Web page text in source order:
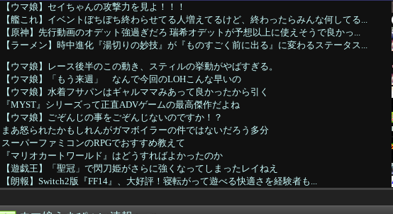
【ウマ娘】セイちゃんの攻撃力を見よ！！！
【艦これ】イベントぼちぼち終わらせてる人増えてるけど、終わったらみんな何してる...
【原神】先行動画のオデット強過ぎだろ 瑞希オデットが予想以上に使えそうで良かっ...
【ラーメン】時中進化『湯切りの妙技』が『ものすごく前に出る』に変わるステータス...
【ウマ娘】レース後半のこの動き、スティルの挙動がやばすぎる。
【ウマ娘】「もう来週」 なんで今回のLOHこんな早いの
【ウマ娘】水着フサパンはギャルママみあって良かったから引く
『MYST』シリーズって正直ADVゲームの最高傑作だよね
【ウマ娘】ごぞんじの事をごぞんじないのですか！？
まあ怒られたかもしれんがガマボイラーの件ではないだろう多分
スーパーファミコンのRPGでおすすめ教えて
『マリオカートワールド』はどうすればよかったのか
【遊戯王】「聖冠」で閃刀姫がさらに強くなってしまったレイねえ
【朗報】Switch2版『FF14』、大好評！寝転がって遊べる快適さを経験者も...
【ウマ娘】ウマ娘とウマドッグの大きさのイメージ